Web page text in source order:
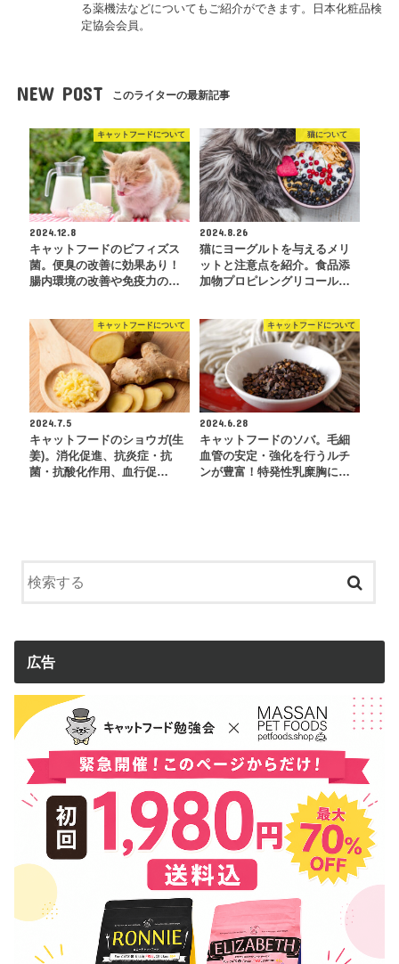
る薬機法などについてもご紹介ができます。日本化粧品検
定協会会員。
NEW POST このライターの最新記事
キャットフードについて
2024.12.8
キャットフードのビフィズス
菌。便臭の改善に効果あり！
腸内環境の改善や免疫力の…
猫について
2024.8.26
猫にヨーグルトを与えるメリ
ットと注意点を紹介。食品添
加物プロピレングリコール…
キャットフードについて
2024.7.5
キャットフードのショウガ(生
姜)。消化促進、抗炎症・抗
菌・抗酸化作用、血行促…
キャットフードについて
2024.6.28
キャットフードのソバ。毛細
血管の安定・強化を行うルチ
ンが豊富！特発性乳糜胸に…
広告